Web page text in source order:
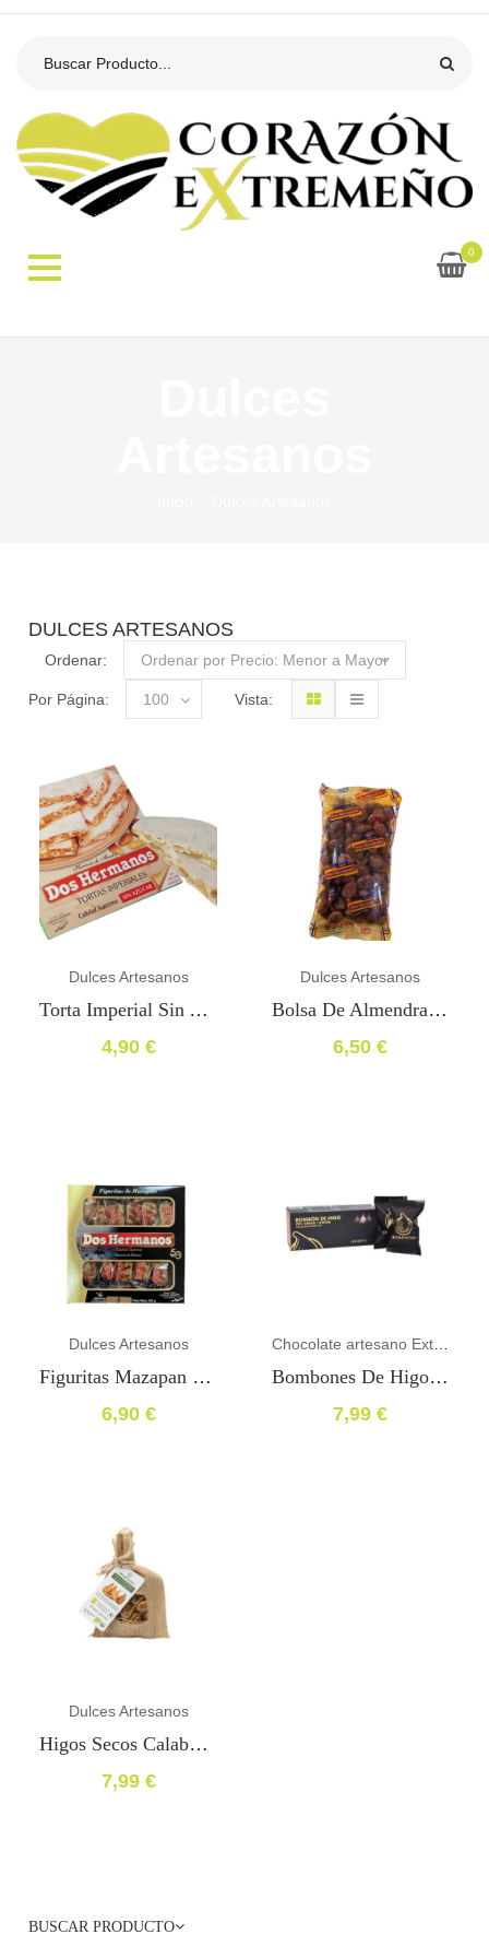
0
DULCES ARTESANOS
Ordenar: Ordenar por Precio: Menor a Mayor
Por Página: 100 Vista:
Dulces Artesanos
Torta Imperial Sin Azucar Suprema
4,90 €
Dulces Artesanos
Bolsa De Almendras Garrapiñadas Artesanas
6,50€
Dulces Artesanos
Figuritas Mazapan Estuche 200gr
6,90 €
Bombones De Higo Con Chocolate Premium 3 Uds – Bio Ecológico
7,99€
Dulces Artesanos
Higos Secos Calabacita – Bio Ecológico 200gr
7,99 €
BUSCAR PRODUCTO